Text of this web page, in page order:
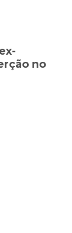
no